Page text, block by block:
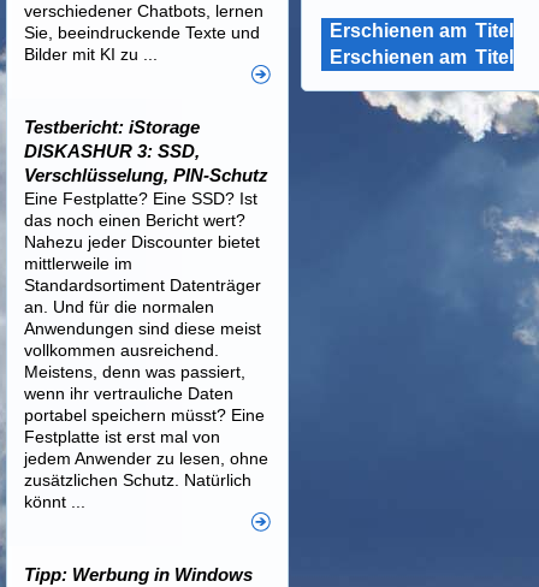
Erschienen am Titel
Erschienen am Titel
verschiedener Chatbots, lernen
Sie, beeindruckende Texte und
Bilder mit KI zu ...
Testbericht: iStorage
DISKASHUR 3: SSD,
Verschlüsselung, PIN-Schutz
Eine Festplatte? Eine SSD? Ist
das noch einen Bericht wert?
Nahezu jeder Discounter bietet
mittlerweile im
Standardsortiment Datenträger
an. Und für die normalen
Anwendungen sind diese meist
vollkommen ausreichend.
Meistens, denn was passiert,
wenn ihr vertrauliche Daten
portabel speichern müsst? Eine
Festplatte ist erst mal von
jedem Anwender zu lesen, ohne
zusätzlichen Schutz. Natürlich
könnt ...
Tipp: Werbung in Windows